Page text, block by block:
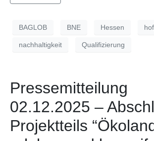
BAGLOB BNE Hessen
nachhaltigkeit Qualifizierung
Pressemitteilung
02.12.2025 –
Projektteils